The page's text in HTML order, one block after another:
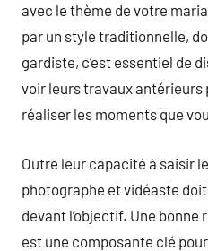
avec le thème de votre
par un style traditionnelle,
gardiste, c’est essentiel de
voir leurs travaux antérieurs
réaliser les moments que
Outre leur capacité à saisir
photographe et vidéaste
devant l’objectif. Une
est une composante clé